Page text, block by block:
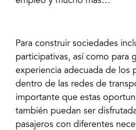
Para construir sociedades
participativas, así como para
experiencia adecuada de los
dentro de las redes de
importante que estas
también puedan ser
pasajeros con diferentes